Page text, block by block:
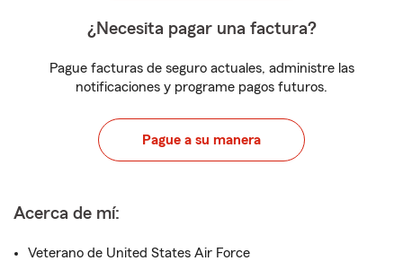
¿Necesita pagar una factura?
Pague facturas de seguro actuales, administre las
notificaciones y programe pagos futuros.
Pague a su manera
Acerca de mí:
Veterano de United States Air Force